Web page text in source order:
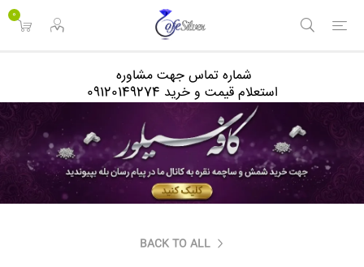
0
شماره تماس جهت مشاوره
استعلام قیمت و خرید 09120149274
BACK TO ALL